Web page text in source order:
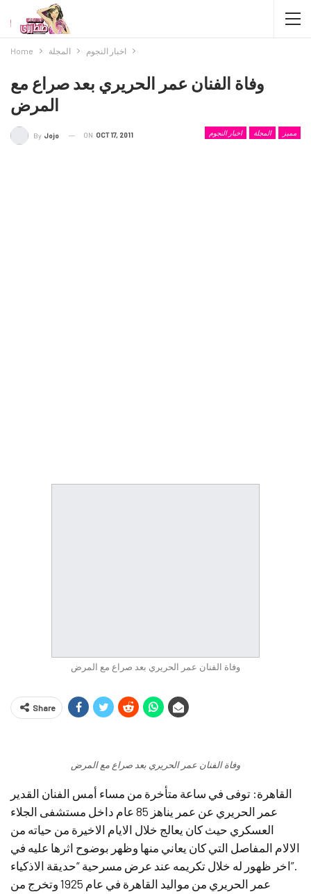
Home المجلة اخبار النجوم
وفاة الفنان عمر الحريري بعد صراع مع
المرض
اخبار النجوم المجلة مميز By Jojo ON OCT 17, 2011
وفاة الفنان عمر الحريري بعد صراع مع المرض
Share
وفاة الفنان عمر الحريري بعد صراع مع المرض
القاهرة: توفى في ساعة متأخرة من مساء أمس الفنان القدير
عمر الحريري عن عمر يناهز 85 عام داخل مستشفى الجلاء
العسكري حيث كان يعالج خلال الايام الاخيرة من حياته من
الالام المفاصل التي كان يعاني منها وظهر بوضوح اثرها عليه في
اخر ظهور له خلال تكريمه عند عرض مسرحية “حديقة الاذكياء”.
عمر الحريري من مواليد القاهرة في عام 1925 وتخرج من